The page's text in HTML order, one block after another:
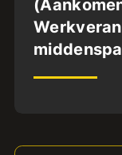
MBO4
32 uur